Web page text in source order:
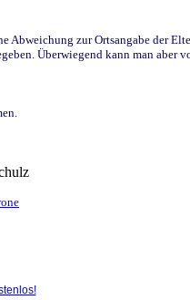
zur Ortsangabe der
Überwiegend kann man aber